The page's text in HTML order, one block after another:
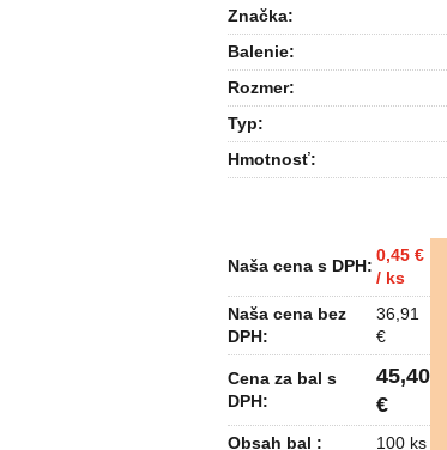
Značka:
Balenie:
Rozmer:
Typ:
Hmotnosť:
Naša cena s DPH:
0,45 €
/ ks
Naša cena bez
DPH:
36,91
€
Cena za bal s
DPH:
45,40
€
Obsah bal : 100 ks